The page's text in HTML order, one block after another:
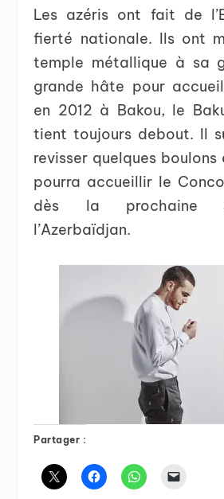
Les azéris ont fait de
fierté nationale. Ils ont
temple métallique à sa
grande hâte pour
en 2012 à Bakou, le
tient toujours debout. Il
revisser quelques
pourra accueillir le
dès la prochaine
l’Azerbaïdjan.
Partager :